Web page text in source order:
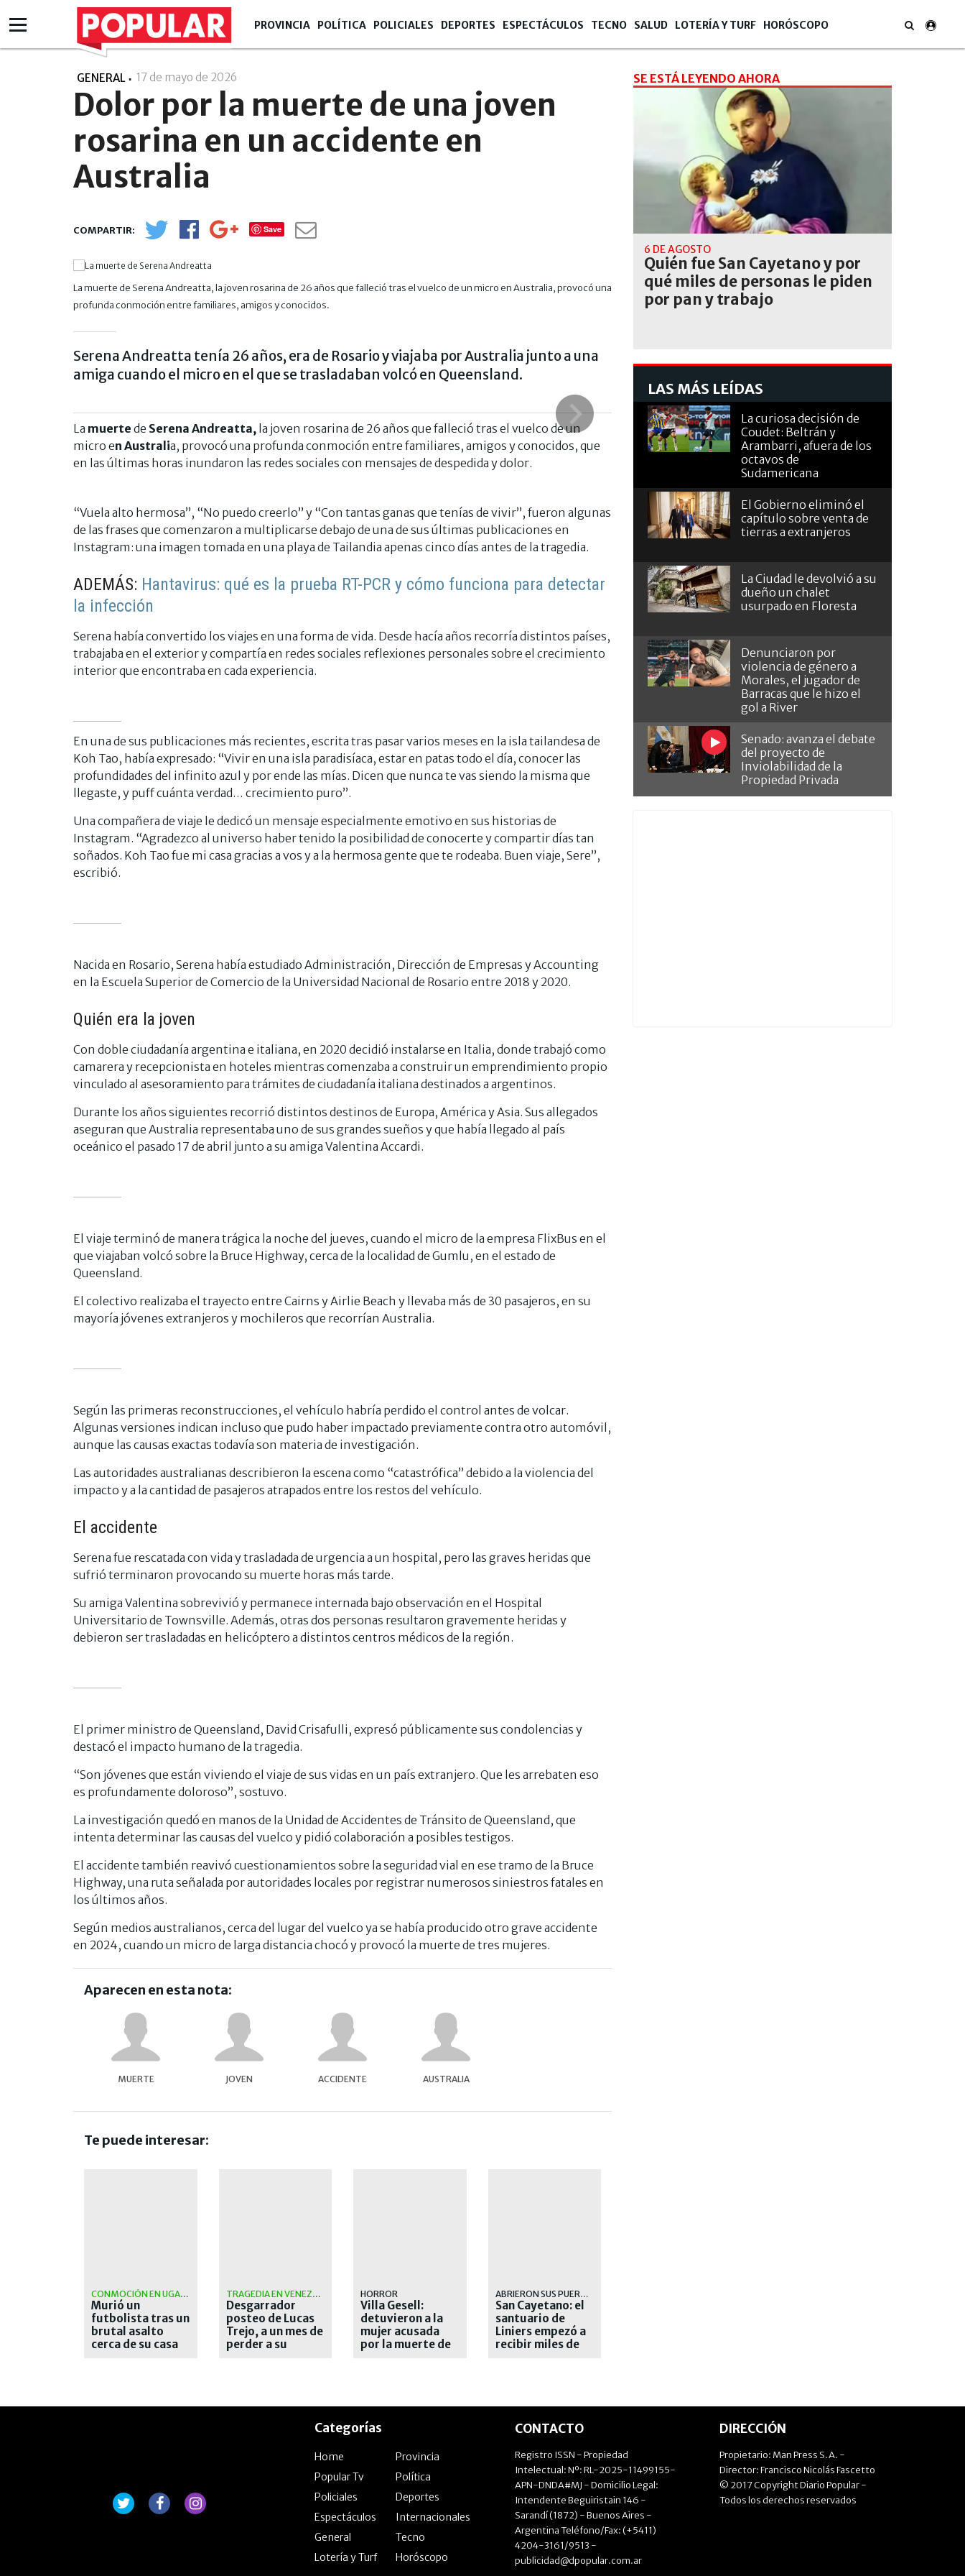
PROVINCIA POLÍTICA POLICIALES DEPORTES ESPECTÁCULOS TECNO SALUD LOTERÍA Y TURF HORÓSCOPO
GENERAL 17 de mayo de 2026
Dolor por la muerte de una joven
rosarina en un accidente en
Australia
Save
La muerte de Serena Andreatta, la joven rosarina de 26 años que falleció tras el vuelco de un micro en Australia, provocó una
profunda conmoción entre familiares, amigos y conocidos.
Serena Andreatta tenía 26 años, era de Rosario y viajaba por Australia junto a una
amiga cuando el micro en el que se trasladaban volcó en Queensland.
La muerte de Serena Andreatta, la joven rosarina de 26 años que falleció tras el vuelco de un
micro en Australia, provocó una profunda conmoción entre familiares, amigos y conocidos, que
en las últimas horas inundaron las redes sociales con mensajes de despedida y dolor.
“Vuela alto hermosa”, “No puedo creerlo” y “Con tantas ganas que tenías de vivir”, fueron algunas
de las frases que comenzaron a multiplicarse debajo de una de sus últimas publicaciones en
Instagram: una imagen tomada en una playa de Tailandia apenas cinco días antes de la tragedia.
ADEMÁS: Hantavirus: qué es la prueba RT-PCR y cómo funciona para detectar
la infección
Serena había convertido los viajes en una forma de vida. Desde hacía años recorría distintos países,
trabajaba en el exterior y compartía en redes sociales reflexiones personales sobre el crecimiento
interior que encontraba en cada experiencia.
En una de sus publicaciones más recientes, escrita tras pasar varios meses en la isla tailandesa de
Koh Tao, había expresado: “Vivir en una isla paradisíaca, estar en patas todo el día, conocer las
profundidades del infinito azul y por ende las mías. Dicen que nunca te vas siendo la misma que
llegaste, y puff cuánta verdad… crecimiento puro”.
Una compañera de viaje le dedicó un mensaje especialmente emotivo en sus historias de
Instagram. “Agradezco al universo haber tenido la posibilidad de conocerte y compartir días tan
soñados. Koh Tao fue mi casa gracias a vos y a la hermosa gente que te rodeaba. Buen viaje, Sere”,
escribió.
Nacida en Rosario, Serena había estudiado Administración, Dirección de Empresas y Accounting
en la Escuela Superior de Comercio de la Universidad Nacional de Rosario entre 2018 y 2020.
Quién era la joven
Con doble ciudadanía argentina e italiana, en 2020 decidió instalarse en Italia, donde trabajó como
camarera y recepcionista en hoteles mientras comenzaba a construir un emprendimiento propio
vinculado al asesoramiento para trámites de ciudadanía italiana destinados a argentinos.
Durante los años siguientes recorrió distintos destinos de Europa, América y Asia. Sus allegados
aseguran que Australia representaba uno de sus grandes sueños y que había llegado al país
oceánico el pasado 17 de abril junto a su amiga Valentina Accardi.
El viaje terminó de manera trágica la noche del jueves, cuando el micro de la empresa FlixBus en el
que viajaban volcó sobre la Bruce Highway, cerca de la localidad de Gumlu, en el estado de
Queensland.
El colectivo realizaba el trayecto entre Cairns y Airlie Beach y llevaba más de 30 pasajeros, en su
mayoría jóvenes extranjeros y mochileros que recorrían Australia.
Según las primeras reconstrucciones, el vehículo habría perdido el control antes de volcar.
Algunas versiones indican incluso que pudo haber impactado previamente contra otro automóvil,
aunque las causas exactas todavía son materia de investigación.
Las autoridades australianas describieron la escena como “catastrófica” debido a la violencia del
impacto y a la cantidad de pasajeros atrapados entre los restos del vehículo.
El accidente
Serena fue rescatada con vida y trasladada de urgencia a un hospital, pero las graves heridas que
sufrió terminaron provocando su muerte horas más tarde.
Su amiga Valentina sobrevivió y permanece internada bajo observación en el Hospital
Universitario de Townsville. Además, otras dos personas resultaron gravemente heridas y
debieron ser trasladadas en helicóptero a distintos centros médicos de la región.
El primer ministro de Queensland, David Crisafulli, expresó públicamente sus condolencias y
destacó el impacto humano de la tragedia.
“Son jóvenes que están viviendo el viaje de sus vidas en un país extranjero. Que les arrebaten eso
es profundamente doloroso”, sostuvo.
La investigación quedó en manos de la Unidad de Accidentes de Tránsito de Queensland, que
intenta determinar las causas del vuelco y pidió colaboración a posibles testigos.
El accidente también reavivó cuestionamientos sobre la seguridad vial en ese tramo de la Bruce
Highway, una ruta señalada por autoridades locales por registrar numerosos siniestros fatales en
los últimos años.
Según medios australianos, cerca del lugar del vuelco ya se había producido otro grave accidente
en 2024, cuando un micro de larga distancia chocó y provocó la muerte de tres mujeres.
Aparecen en esta nota:
MUERTE JOVEN ACCIDENTE AUSTRALIA
Te puede interesar:
CONMOCIÓN EN UGANDA
Murió un
futbolista tras un
brutal asalto
cerca de su casa
TRAGEDIA EN VENEZUELA
Desgarrador
posteo de Lucas
Trejo, a un mes de
perder a su
HORROR
Villa Gesell:
detuvieron a la
mujer acusada
por la muerte de
ABRIERON SUS PUERTAS
San Cayetano: el
santuario de
Liniers empezó a
recibir miles de
SE ESTÁ LEYENDO AHORA
6 DE AGOSTO
Quién fue San Cayetano y por
qué miles de personas le piden
por pan y trabajo
LAS MÁS LEÍDAS
La curiosa decisión de
Coudet: Beltrán y
Arambarri, afuera de los
octavos de
Sudamericana
El Gobierno eliminó el
capítulo sobre venta de
tierras a extranjeros
La Ciudad le devolvió a su
dueño un chalet
usurpado en Floresta
Denunciaron por
violencia de género a
Morales, el jugador de
Barracas que le hizo el
gol a River
Senado: avanza el debate
del proyecto de
Inviolabilidad de la
Propiedad Privada
Categorías
Home
Provincia
Popular Tv
Política
Policiales
Deportes
Espectáculos
Internacionales
General
Tecno
Lotería y Turf
Horóscopo
CONTACTO
Registro ISSN - Propiedad
Intelectual: Nº: RL-2025-11499155-
APN-DNDA#MJ - Domicilio Legal:
Intendente Beguiristain 146 -
Sarandí (1872) - Buenos Aires -
Argentina Teléfono/Fax: (+5411)
4204-3161/9513 -
publicidad@dpopular.com.ar
DIRECCIÓN
Propietario: Man Press S.A. -
Director: Francisco Nicolás Fascetto
© 2017 Copyright Diario Popular -
Todos los derechos reservados